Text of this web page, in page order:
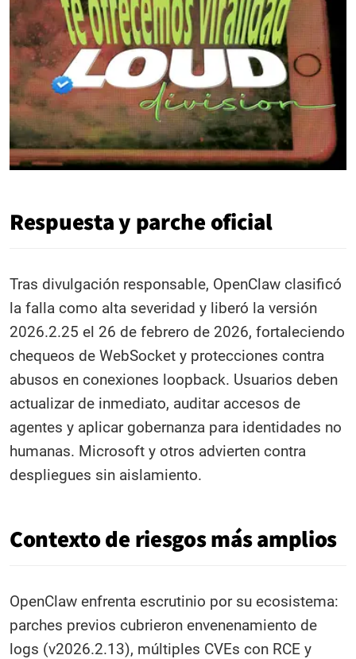
Respuesta y parche oficial
Tras divulgación responsable, OpenClaw clasificó
la falla como alta severidad y liberó la versión
2026.2.25 el 26 de febrero de 2026, fortaleciendo
chequeos de WebSocket y protecciones contra
abusos en conexiones loopback. Usuarios deben
actualizar de inmediato, auditar accesos de
agentes y aplicar gobernanza para identidades no
humanas. Microsoft y otros advierten contra
despliegues sin aislamiento.
Contexto de riesgos más amplios
OpenClaw enfrenta escrutinio por su ecosistema:
parches previos cubrieron envenenamiento de
logs (v2026.2.13), múltiples CVEs con RCE y